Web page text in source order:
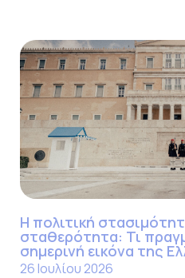
Η πολιτική
σταθερότητα: Τι
σημερινή εικόνα της
26 Ιουλίου 2026